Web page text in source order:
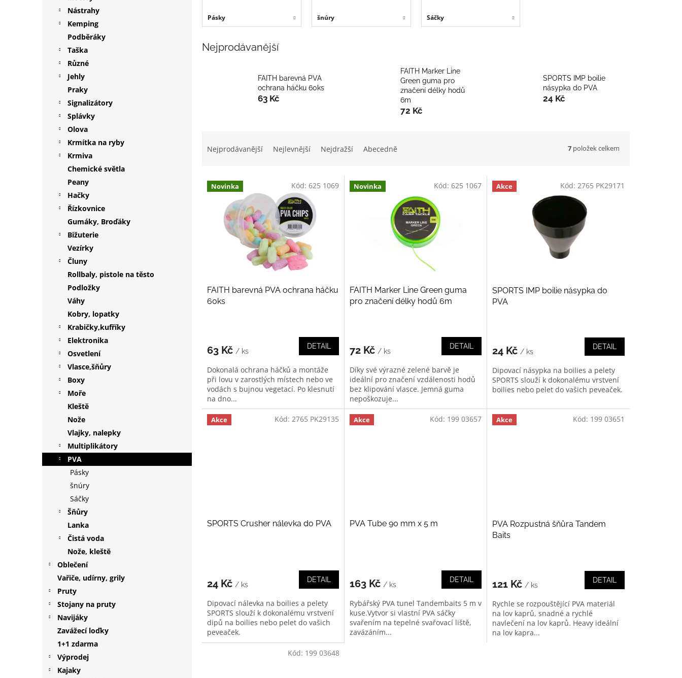
Nástrahy
Kemping
Podběráky
Taška
Různé
Jehly
Praky
Signalizátory
Splávky
Olova
Krmítka na ryby
Krmiva
Chemické světla
Peany
Hačky
Řízkovnice
Gumáky, Broďáky
Bižuterie
Vezírky
Čluny
Rollbaly, pistole na těsto
Podložky
Váhy
Kobry, lopatky
Krabičky,kufříky
Elektronika
Osvetlení
Vlasce,šňůry
Boxy
Moře
Kleště
Nože
Vlajky, nalepky
Multiplikátory
PVA
Pásky
šnúry
Sáčky
Šňůry
Lanka
Čistá voda
Nože, kleště
Oblečení
Vařiče, udírny, grily
Pruty
Stojany na pruty
Navijáky
Zavážecí loďky
1+1 zdarma
Výprodej
Kajaky
Pásky šnúry Sáčky
Nejprodávanější
FAITH barevná PVA
ochrana háčku 60ks
63 Kč
FAITH Marker Line
Green guma pro
značení délky hodů
6m
72 Kč
SPORTS IMP boilie
násypka do PVA
24 Kč
n
Nejprodávanější Nejlevnější Nejdražší Abecedně 7 položek celkem
V Novinka
FAITH barevná PVA ochrana háčku
60ks
63 Kč / ks
DETAIL
Dokonalá ochrana háčků a montáže
při lovu v zarostlých místech nebo ve
vodách s bujnou vegetací. Po klesnutí
na dno...
Kód: 625 1069 Novinka
FAITH Marker Line Green guma
pro značení délky hodů 6m
72 Kč / ks
DETAIL
Díky své výrazné zelené barvě je
ideální pro značení vzdálenosti hodů
bez klipování vlasce. Jemná guma
nepoškozuje...
Kód: 625 1067 Akce
SPORTS IMP boilie násypka do
PVA
24 Kč / ks
DETAIL
Dipovací násypka na boilies a pelety
SPORTS slouží k dokonalému vrstvení
boilies nebo pelet do vašich peveaček.
Kód: 2765 PK29171
Akce
SPORTS Crusher nálevka do PVA
24 Kč / ks
DETAIL
Dipovací nálevka na boilies a pelety
SPORTS slouží k dokonalému vrstvení
dipů na boilies nebo pelet do vašich
peveaček.
Kód: 2765 PK29135 Akce
PVA Tube 90 mm x 5 m
163 Kč / ks
DETAIL
Rybářský PVA tunel Tandembaits 5 m v
kuse.Vytvor si vlastní PVA sáčky
svařením na tepelné svařovací liště,
zavázáním...
Kód: 199 03657 Akce
PVA Rozpustná šňůra Tandem
Baits
121 Kč / ks
DETAIL
Rychle se rozpouštějící PVA materiál
na lov kaprů, snadné a rychlé
navlečení na lov kaprů. Heavy ideální
na lov kapra...
Kód: 199 03651
Kód: 199 03648